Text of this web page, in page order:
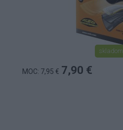
skladom
MOC: 7,95 € 7,90 €